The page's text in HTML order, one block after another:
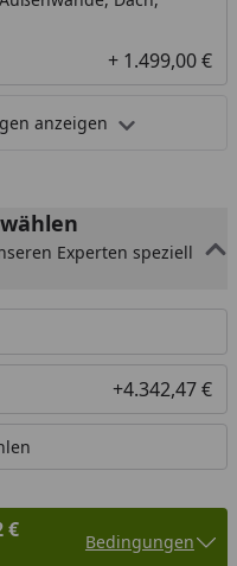
+ 1.499,00 €
anzeigen
Experten speziell
+4.342,47 €
€
Bedingungen